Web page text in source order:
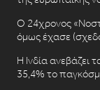
Ο 24χρονος
όμως έχασε
Η Ινδία ανεβάζει
35,4% το